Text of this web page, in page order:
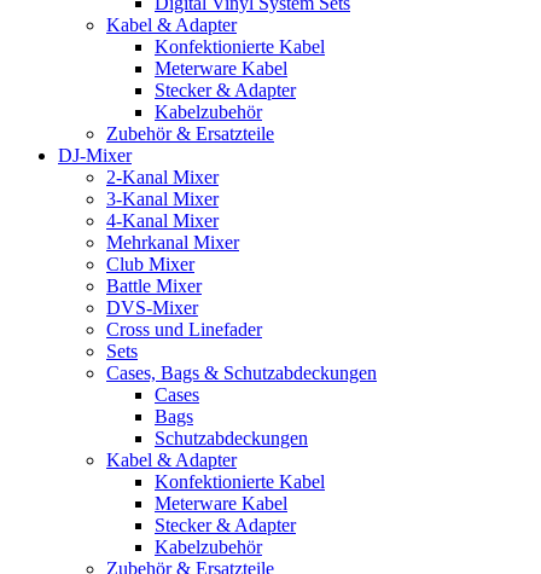
Kabel & Adapter
Konfektionierte Kabel
Meterware Kabel
Stecker & Adapter
Kabelzubehör
Zubehör & Ersatzteile
DJ-Mixer
2-Kanal Mixer
3-Kanal Mixer
4-Kanal Mixer
Mehrkanal Mixer
Club Mixer
Battle Mixer
DVS-Mixer
Cross und Linefader
Sets
Cases, Bags & Schutzabdeckungen
Cases
Bags
Schutzabdeckungen
Kabel & Adapter
Konfektionierte Kabel
Meterware Kabel
Stecker & Adapter
Kabelzubehör
Zubehör & Ersatzteile